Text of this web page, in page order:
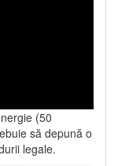
(50
să depună o
legale.